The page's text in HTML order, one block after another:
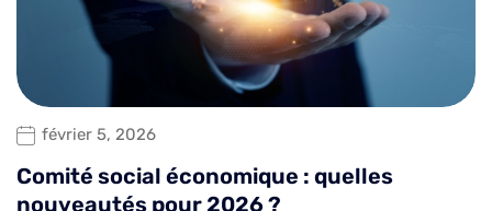
février 5, 2026
Comité social économique : quelles
nouveautés pour 2026 ?